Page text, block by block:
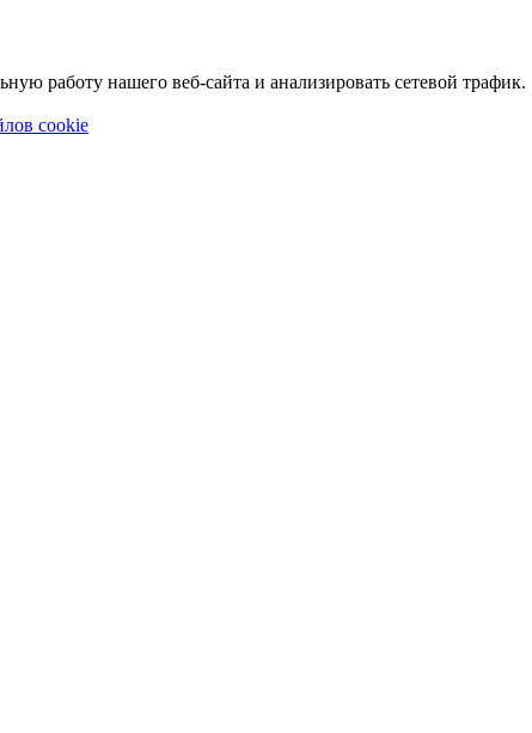
работу нашего веб-сайта и анализировать сетевой трафик.
cookie